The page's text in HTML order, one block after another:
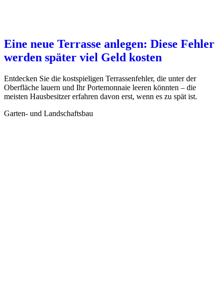
Eine neue Terrasse anlegen: Diese Fehler
werden später viel Geld kosten
Entdecken Sie die kostspieligen Terrassenfehler, die unter der
Oberfläche lauern und Ihr Portemonnaie leeren könnten – die
meisten Hausbesitzer erfahren davon erst, wenn es zu spät ist.
Garten- und Landschaftsbau